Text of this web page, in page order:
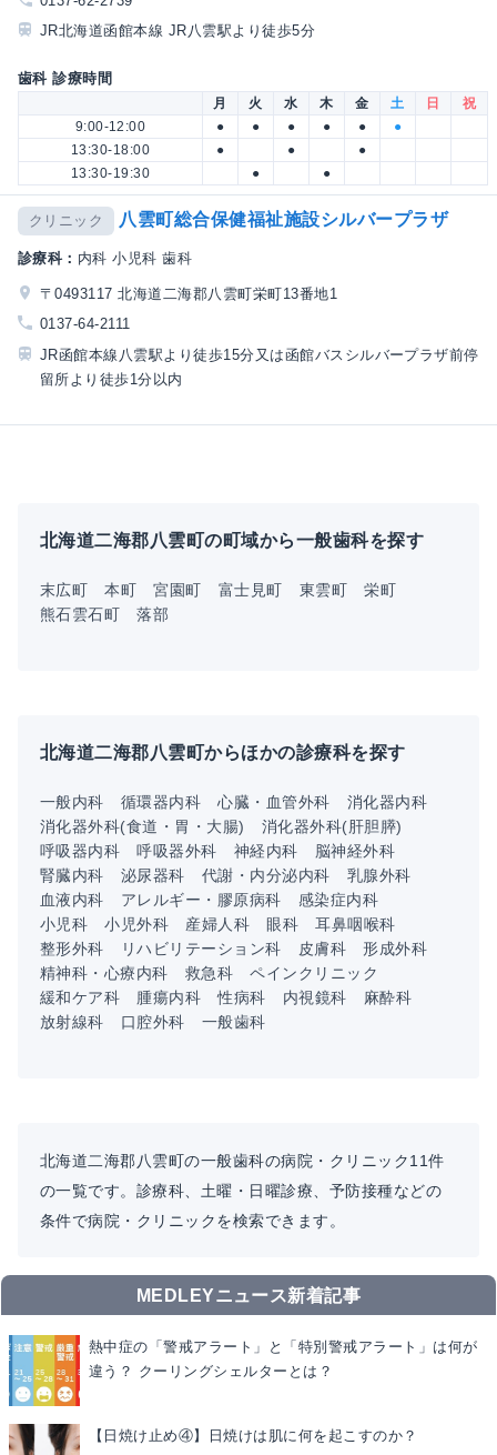
JR北海道函館本線 JR八雲駅より徒歩5分
歯科 診療時間
月 火 水 木 金 土 日
祝
9:00-12:00
● ● ● ● ●
●
13:30-18:00
● ●
●
13:30-19:30
● ●
クリニック 八雲町総合保健福祉施設シルバープラザ
診療科： 内科 小児科 歯科
〒0493117 北海道二海郡八雲町栄町13番地1
0137-64-2111
JR函館本線八雲駅より徒歩15分又は函館バスシルバープラザ前停
留所より徒歩1分以内
北海道二海郡八雲町の町域から一般歯科を探す
末広町 本町 宮園町 富士見町 東雲町
栄町
熊石雲石町
落部
北海道二海郡八雲町からほかの診療科を探す
一般内科 循環器内科 心臓・血管外科
消化器内科
消化器外科(食道・胃・大腸)
消化器外科(肝胆膵)
呼吸器内科
呼吸器外科 神経内科
脳神経外科
腎臓内科
泌尿器科 代謝・内分泌内科
乳腺外科
血液内科
アレルギー・膠原病科
感染症内科
小児科
小児外科 産婦人科 眼科
耳鼻咽喉科
整形外科
リハビリテーション科 皮膚科
形成外科
精神科・心療内科
救急科
ペインクリニック
緩和ケア科
腫瘍内科 性病科 内視鏡科
麻酔科
放射線科
口腔外科 一般歯科
北海道二海郡八雲町の一般歯科の病院・クリニック11件
の一覧です。診療科、土曜・日曜診療、予防接種などの
条件で病院・クリニックを検索できます。
MEDLEYニュース新着記事
熱中症の「警戒アラート」と「特別警戒アラート」は何が
違う？ クーリングシェルターとは？
【日焼け止め④】日焼けは肌に何を起こすのか？